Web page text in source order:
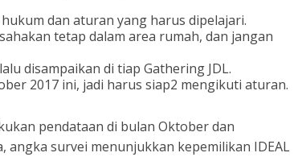
dan aturan yang harus dipelajari.
tetap dalam area rumah, dan jangan
disampaikan di tiap Gathering JDL.
2017 ini, jadi harus siap2 mengikuti aturan.
pendataan di bulan Oktober dan
angka survei menunjukkan kepemilikan IDEAL